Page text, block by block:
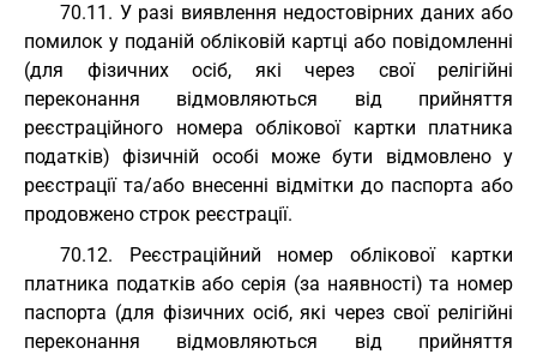
70.11. У разі виявлення недостовірних даних або
помилок у поданій обліковій картці або повідомленні
(для фізичних осіб, які через свої релігійні
переконання відмовляються від прийняття
реєстраційного номера облікової картки платника
податків) фізичній особі може бути відмовлено у
реєстрації та/або внесенні відмітки до паспорта або
продовжено строк реєстрації.
70.12. Реєстраційний номер облікової картки
платника податків або серія (за наявності) та номер
паспорта (для фізичних осіб, які через свої релігійні
переконання відмовляються від прийняття